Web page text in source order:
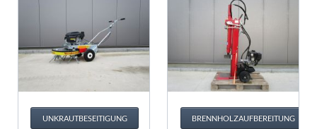
UNKRAUTBESEITIGUNG BRENNHOLZAUFBEREITUNG